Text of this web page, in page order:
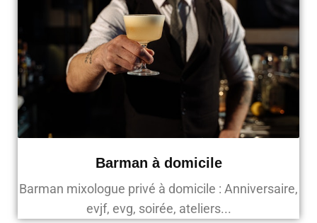
Barman à domicile
Barman mixologue privé à domicile : Anniversaire,
evjf, evg, soirée, ateliers...